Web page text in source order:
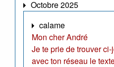
Octobre 2025
calame
Mon cher André
Je te prie de trouver
avec ton réseau le